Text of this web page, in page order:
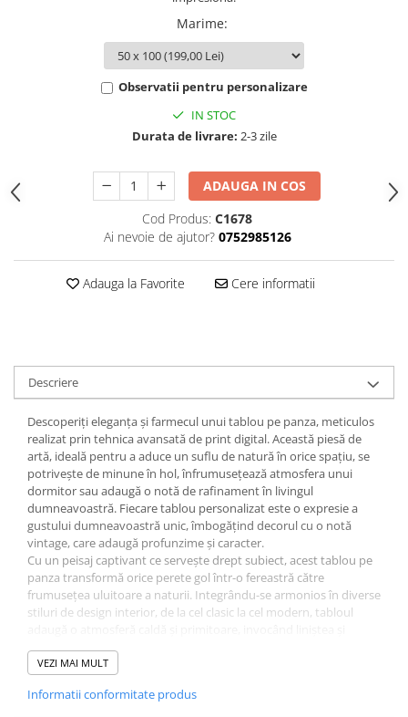
Marime:
Observatii pentru personalizare
IN STOC
Durata de livrare: 2-3 zile
ADAUGA IN COS
Cod Produs: C1678
Ai nevoie de ajutor? 0752985126
Adauga la Favorite Cere informatii
Descriere
Descoperiți eleganța și farmecul unui tablou pe panza, meticulos
realizat prin tehnica avansată de print digital. Această piesă de
artă, ideală pentru a aduce un suflu de natură în orice spațiu, se
potrivește de minune în hol, înfrumusețează atmosfera unui
dormitor sau adaugă o notă de rafinament în livingul
dumneavoastră. Fiecare tablou personalizat este o expresie a
gustului dumneavoastră unic, îmbogățind decorul cu o notă
vintage, care adaugă profunzime și caracter.
Cu un peisaj captivant ce servește drept subiect, acest tablou pe
panza transformă orice perete gol într-o fereastră către
frumusețea uluitoare a naturii. Integrându-se armonios în diverse
stiluri de design interior, de la cel clasic la cel modern, tabloul
Calitatea excepțională a printului pe panza asigură că fiecare
vibrante și texturile fiind păstrate în toată splendoarea lor.
VEZI MAI MULT
Informatii conformitate produs